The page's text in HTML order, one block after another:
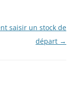
saisir un stock de
départ →